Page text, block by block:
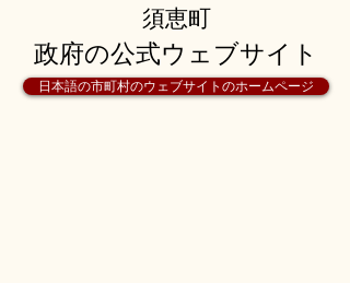
須恵町
日本語の市町村のウェブサイトのホームページ
政府の公式ウェブサイト